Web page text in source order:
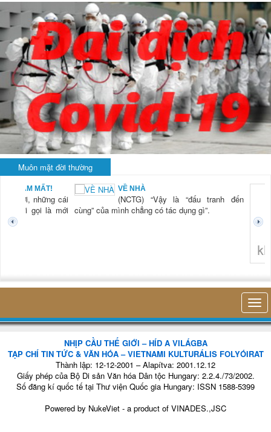
Muôn mặt đời thường
NAM MẤT!
“Xời, những cái
mới gọi là mới
VỀ NHÀ
(NCTG) “Vậy là “đấu tranh đến
cùng” của mình chẳng có tác dụng gì”.
NHỊP CẦU THẾ GIỚI – HÍD A VILÁGBA
TẠP CHÍ TIN TỨC & VĂN HÓA – VIETNAMI KULTURÁLIS FOLYÓIRAT
Thành lập: 12-12-2001 – Alapítva: 2001.12.12
Giấy phép của Bộ Di sản Văn hóa Dân tộc Hungary: 2.2.4./73/2002.
Số đăng kí quốc tế tại Thư viện Quốc gia Hungary: ISSN 1588-5399
Powered by NukeViet - a product of VINADES.,JSC